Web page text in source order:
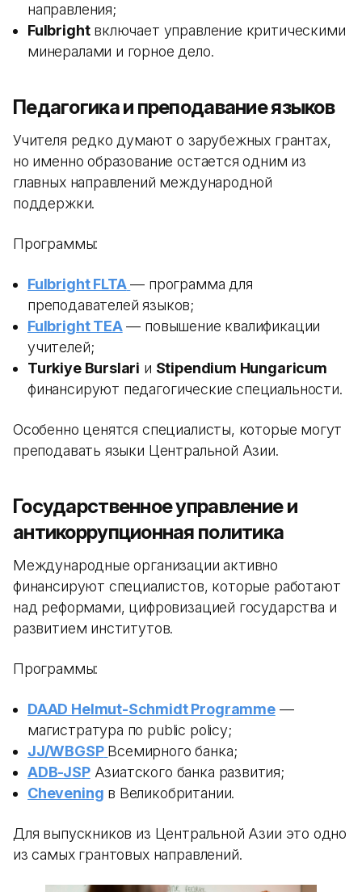
направления;
Fulbrightвключает управление критическими
минералами и горное дело.
Педагогика и преподавание языков
Учителя редко думают о зарубежных грантах,
но именно образование остается одним из
главных направлений международной
поддержки.
Программы:
Fulbright FLTA — программа для
преподавателей языков;
Fulbright TEA— повышение квалификации
учителей;
Turkiye Burslari и Stipendium Hungaricum
финансируют педагогические специальности.
Особенно ценятся специалисты, которые могут
преподавать языки Центральной Азии.
Государственное управление и
антикоррупционная политика
Международные организации активно
финансируют специалистов, которые работают
над реформами, цифровизацией государства и
развитием институтов.
Программы:
DAAD Helmut-Schmidt Programme—
магистратура по public policy;
JJ/WBGSP Всемирного банка;
ADB-JSPАзиатского банка развития;
Chevening в Великобритании.
Для выпускников из Центральной Азии это одно
из самых грантовых направлений.